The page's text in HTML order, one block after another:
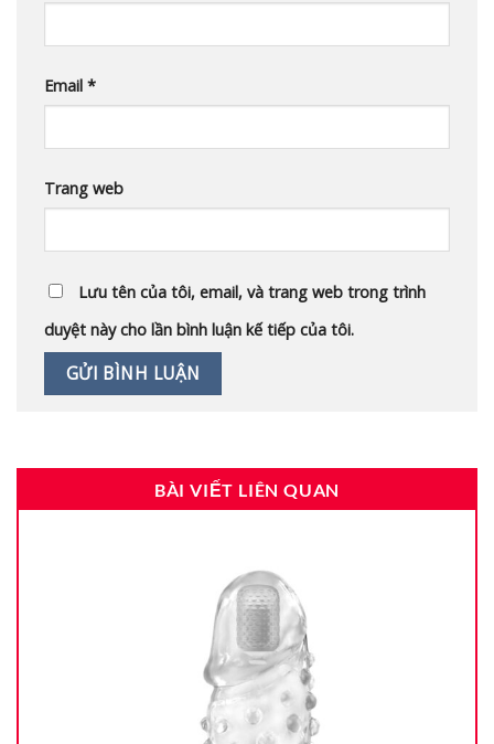
Email *
Trang web
Lưu tên của tôi, email, và trang web trong trình
duyệt này cho lần bình luận kế tiếp của tôi.
BÀI VIẾT LIÊN QUAN